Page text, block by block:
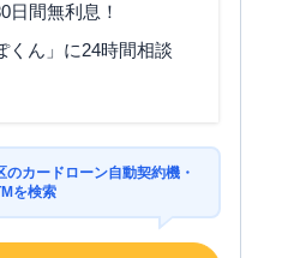
日間無利息！
くん」に24時間相談
カードローン自動契約機・
を検索